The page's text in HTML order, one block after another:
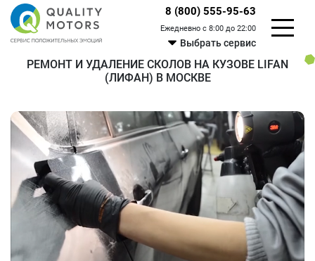
8 (800) 555-95-63
Ежедневно с 8:00 до 22:00
Выбрать сервис
РЕМОНТ И УДАЛЕНИЕ СКОЛОВ НА КУЗОВЕ LIFAN
(ЛИФАН) В МОСКВЕ